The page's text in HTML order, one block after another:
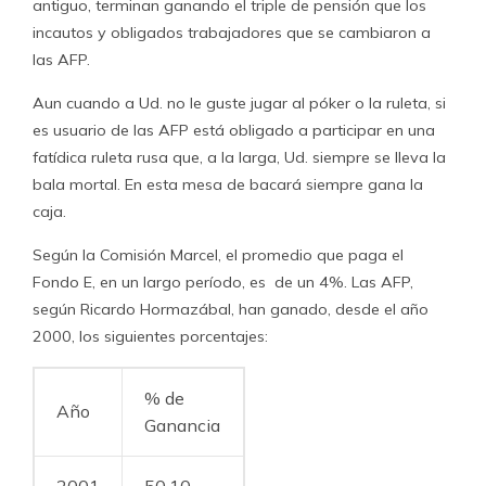
antiguo, terminan ganando el triple de pensión que los
incautos y obligados trabajadores que se cambiaron a
las AFP.
Aun cuando a Ud. no le guste jugar al póker o la ruleta, si
es usuario de las AFP está obligado a participar en una
fatídica ruleta rusa que, a la larga, Ud. siempre se lleva la
bala mortal. En esta mesa de bacará siempre gana la
caja.
Según la Comisión Marcel, el promedio que paga el
Fondo E, en un largo período, es de un 4%. Las AFP,
según Ricardo Hormazábal, han ganado, desde el año
2000, los siguientes porcentajes:
Año
% de
Ganancia